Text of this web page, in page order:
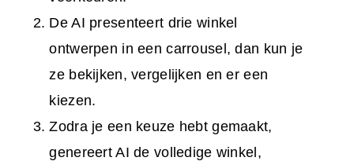
De AI presenteert drie winkel
ontwerpen in een carrousel, dan kun je
ze bekijken, vergelijken en er een
kiezen.
Zodra je een keuze hebt gemaakt,
genereert AI de volledige winkel,